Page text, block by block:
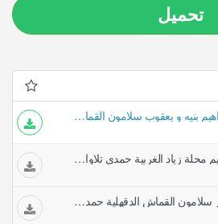
تحميل
البقرة و وصى بها إبراهيم بنيه و يعقوب سلامون القماش حمدي تلاوات خاشعة
البقرة وإذ ابتلى إبراهيم محلة زياد الغربية حمدي تلاوات خاشعة
السجدة وقصار السور سلامون القماش الدقهلية حمدي تلاوات خاشعة